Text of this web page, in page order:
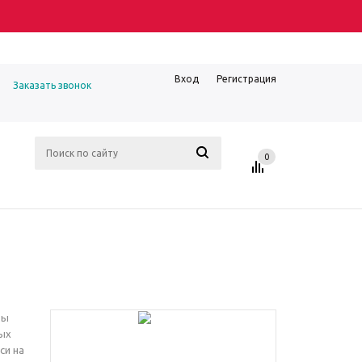
Заказать звонок
Вход Регистрация
0
на